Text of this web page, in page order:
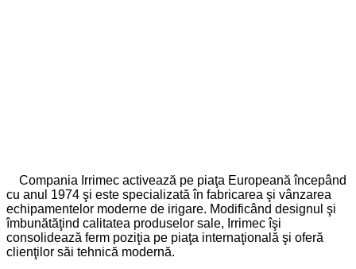
Compania Irrimec activează pe piaţa Europeană începând
cu anul 1974 şi este specializată în fabricarea şi vânzarea
echipamentelor moderne de irigare. Modificând designul şi
îmbunătăţind calitatea produselor sale, Irrimec îşi
consolidează ferm poziţia pe piaţa internaţională şi oferă
clienţilor săi tehnică modernă.